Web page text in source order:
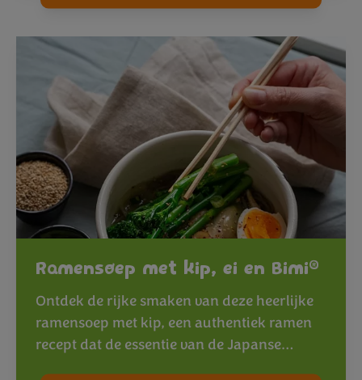
Ramensoep met kip, ei en Bimi®
Ontdek de rijke smaken van deze heerlijke
ramensoep met kip, een authentiek ramen
recept dat de essentie van de Japanse…